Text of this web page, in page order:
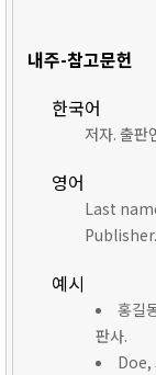
내주-참고문헌
한국어
저자. 출판
영어
Last
Publisher.
예시
홍길
판사.
Doe,